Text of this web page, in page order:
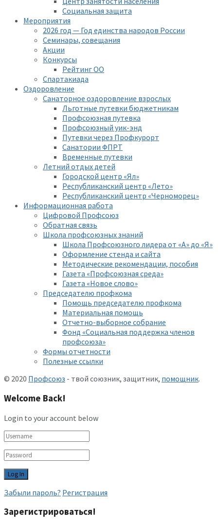
Социальная защита
Мероприятия
2026 год — Год единства народов России
Семинары, совещания
Акции
Конкурсы
Рейтинг ОО
Спартакиада
Оздоровление
Санаторное оздоровление взрослых
Льготные путевки бюджетникам
Профсоюзная путевка
Профсоюзный уик-энд
Путевки через Профкурорт
Санатории ФПРТ
Временные путевки
Летний отдых детей
Городской центр «Ял»
Республиканский центр «Лето»
Республиканский центр «Черноморец»
Информационная работа
Цифровой Профсоюз
Обратная связь
Школа профсоюзных знаний
Школа Профсоюзного лидера от «А» до «Я»
Оформление стенда и сайта
Методические рекомендации, пособия
Газета «Профсоюзная среда»
Газета «Новое слово»
Председателю профкома
Помощь председателю профкома
Материальная помощь
Отчетно-выборное собрание
Фонд «Социальная поддержка членов
профсоюза»
Формы отчетности
Полезные ссылки
© 2020 Профсоюз - твой союзник, защитник, помощник.
Welcome Back!
Login to your account below
Забыли пароль? Регистрация
Зарегистрироваться!